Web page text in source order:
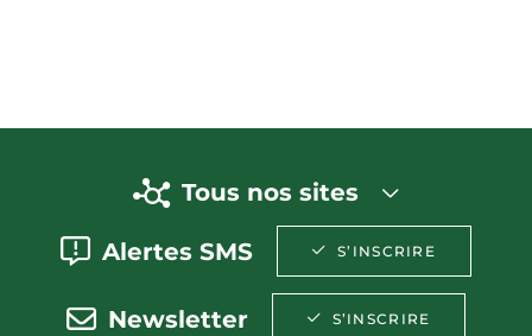
Tous nos sites
Alertes SMS S’INSCRIRE
Newsletter S’INSCRIRE